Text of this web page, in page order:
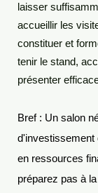
laisser
accueillir les
constituer et
tenir le stand,
présenter
Bref : Un salon
d'investissement
en ressources
préparez pas à